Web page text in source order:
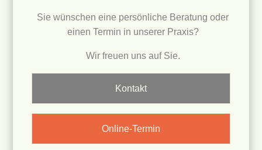
Sie wünschen eine persönliche Beratung oder
einen Termin in unserer Praxis?
Wir freuen uns auf Sie.
Kontakt
Online-Termin